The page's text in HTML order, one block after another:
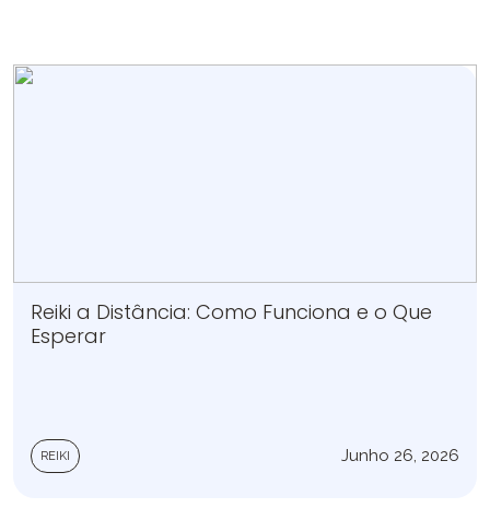
Reiki a Distância: Como Funciona e o Que
Esperar
REIKI Junho 26, 2026